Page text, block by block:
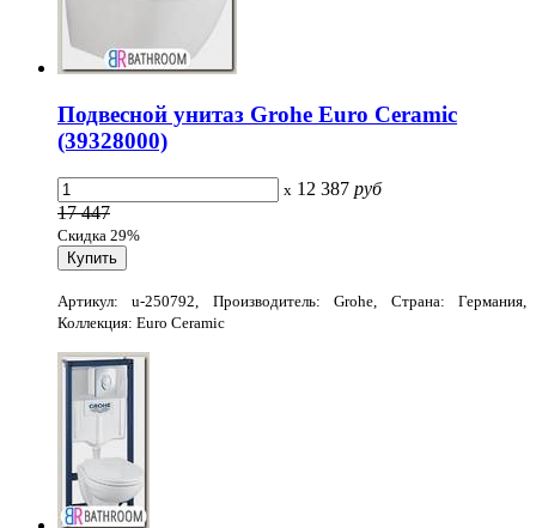
Подвесной унитаз Grohe Euro Ceramic
(39328000)
x 12 387 руб
17 447
Скидка 29%
Артикул: u-250792, Производитель: Grohe, Страна: Германия,
Коллекция: Euro Ceramic